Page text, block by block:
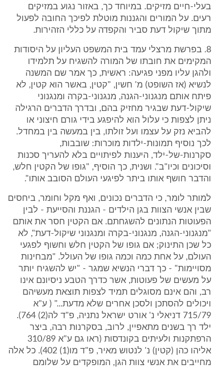
בעלי-חיים מזיקים. במיוחד כך, באזור נגוע במזיקים
רעים. על המורים והגננות מוטלת לפיכך החובה לפעול
מתוך שיקול דעת סביר והקפדה על כללי הזהירות.
8. בפרשת מרצלי עמד בית המשפט העליון על היסודות
המקימים את חובתו של המורה להשגיח על תלמידו
ולהגן עליו מפני פגיעה: ראשית, כך אמר שם המשנה
לנשיא (אז השופט) מ' חשין, "קטין, באשר הוא קטין, לא
פיתח אותם מנגנוני-הגנה, מנגנוני-בקרה ומנגנוני
שיקול-דעת שבגיר מחזיק בהם, ובדרך הדברים הרגילה
ניתן לצפות כי עלול הוא להיפגע בידי גורם חיצוני או
להביא נזק על עצמו ועל זולתו, בין במעשה בין במחדל.
לכך נוסיף תמונות-ילדות מוכרות: שובבות,
סקרנות-של-ילד, היענות לפיתויים בלא להעריך סכנות
וסיכונים וכיו"ב". ושנית, כך הוסיף, "גופו של הקטין חלש,
והדבר חושף אותו ביתר לפיגעי העולם הסובב אותו".
למותר לומר, כי הדברים נכונים, ואף מקל וחומר, ביחסים
שבין אנשי הצוות בגן הילדים - הגננת והסייעת - לבין
הפעוטות הנתונים להשגחתם. אם הקטין חסר את אותם
"מנגנוני-הגנה, מנגנוני-בקרה ומנגנוני שיקול-דעת", לא
כל שכן התינוק; אם גופו של הקטין חלש וחשוף לפגעי
העולם, על אחת כמה וכמה גופו של העולל. "מבחינות
מסויימות" - כך דברי הנשיא שמגר - "יש להשגיח יותר
על מעשים של פעוטות, אשר כדרך הטבע ניסיונם אינו
רב, והם אינם מסוגלים תמיד לצפות תוצאת מעשיהם
ויכולים להסתכן ולסכן אחרים שלא מדעת..." ( ע"א
715/79 דניאלי נ' אורט ישראל נתניה, פ"ד לה(2) 764).
ילד רך בשנים מתאפיין, לרוב, בסקרנות רבה, ביצר
הרפתקנות ולעיתים בקונדסות (ראו גם ע"א 310/89
אליהו כהן (קטין) נ' לנטוש מאיר, פ"ד מו(1) 402). כל אלה
מחייבים את אנשי צוות הגן, המופקדים על שלומם